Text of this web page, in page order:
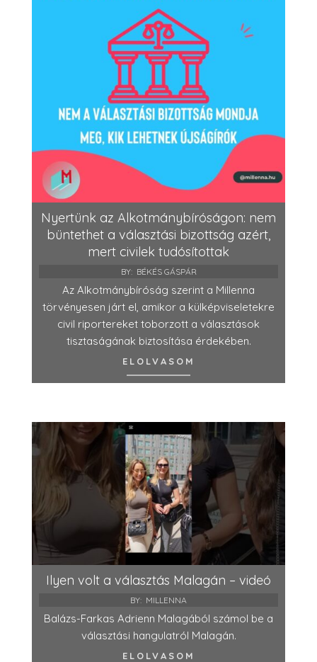
Nyertünk az Alkotmánybíróságon: nem
büntethet a választási bizottság azért,
mert civilek tudósítottak
BY: BÉKÉS GÁSPÁR
Az Alkotmánybíróság szerint a Millenna
törvényesen járt el, amikor a külképviseletekre
civil riportereket toborzott a választások
tisztaságának biztosítása érdekében.
ELOLVASOM
Ilyen volt a választás Malagán – videó
BY: MILLENNA
Balázs-Farkas Adrienn Malagából számol be a
választási hangulatról Malagán.
ELOLVASOM